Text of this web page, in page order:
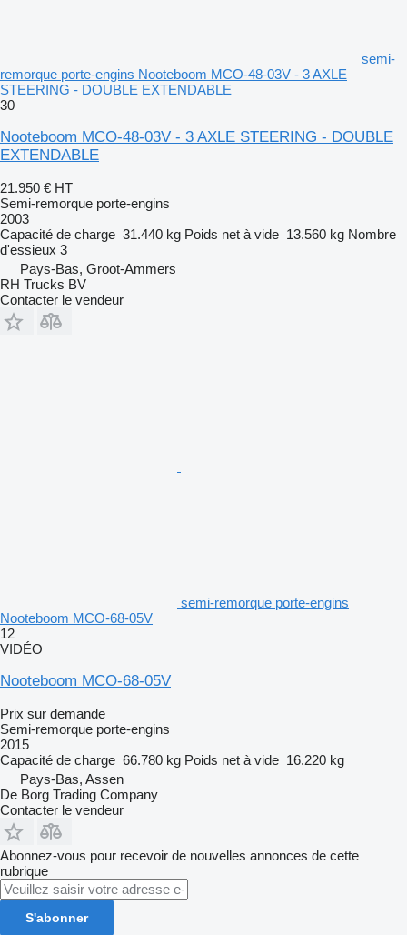
semi-
remorque porte-engins Nooteboom MCO-48-03V - 3 AXLE
STEERING - DOUBLE EXTENDABLE
30
Nooteboom MCO-48-03V - 3 AXLE STEERING - DOUBLE
EXTENDABLE
21.950 € HT
Semi-remorque porte-engins
2003
Capacité de charge 31.440 kg Poids net à vide 13.560 kg Nombre
d'essieux 3
Pays-Bas, Groot-Ammers
RH Trucks BV
Contacter le vendeur
semi-remorque porte-engins
Nooteboom MCO-68-05V
12
VIDÉO
Nooteboom MCO-68-05V
Prix sur demande
Semi-remorque porte-engins
2015
Capacité de charge 66.780 kg Poids net à vide 16.220 kg
Pays-Bas, Assen
De Borg Trading Company
Contacter le vendeur
Abonnez-vous pour recevoir de nouvelles annonces de cette
rubrique
S'abonner